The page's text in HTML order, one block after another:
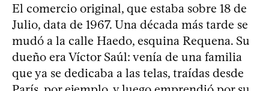
El comercio original, que estaba sobre 18 de
Julio, data de 1967. Una década más tarde se
mudó a la calle Haedo, esquina Requena. Su
dueño era Víctor Saúl: venía de una familia
que ya se dedicaba a las telas, traídas desde